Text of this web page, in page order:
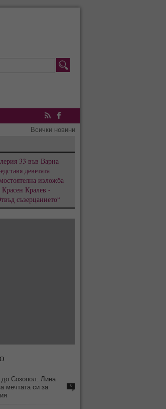
RSS Facebook
Всички новини
33 във Варна
деветата
изложба
Красен Кралев -
съзерцанието“
до Созопол: Лина
мечтата си за
0